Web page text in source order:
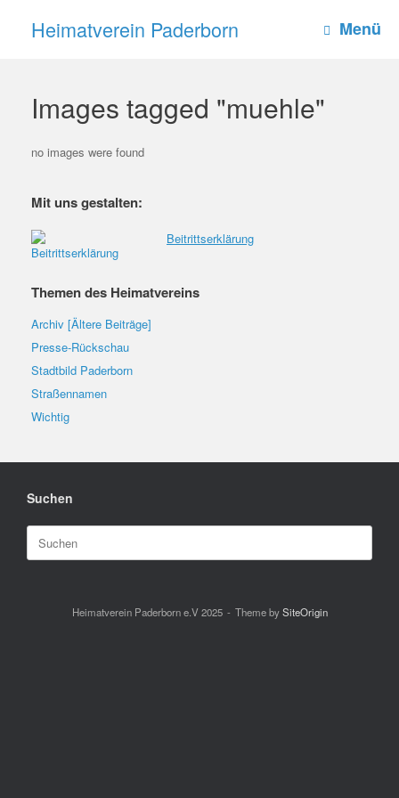
springenHeimatverein Paderborn Menü
Images tagged "muehle"
no images were found
Mit uns gestalten:
Beitrittserklärung
Themen des Heimatvereins
Archiv [Ältere Beiträge]
Presse-Rückschau
Stadtbild Paderborn
Straßennamen
Wichtig
Suchen
Suchen
nach:
Heimatverein Paderborn e.V 2025 Theme bySiteOrigin